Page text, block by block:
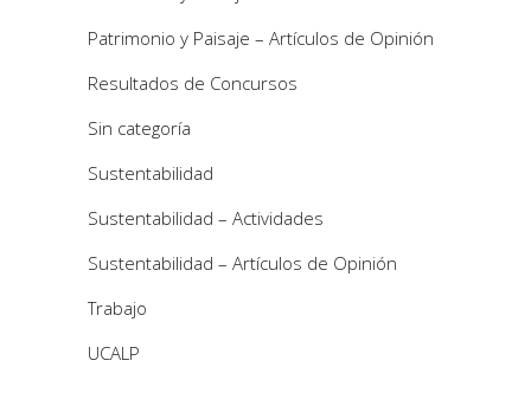
Patrimonio y Paisaje – Artículos de Opinión
Resultados de Concursos
Sin categoría
Sustentabilidad
Sustentabilidad – Actividades
Sustentabilidad – Artículos de Opinión
Trabajo
UCALP